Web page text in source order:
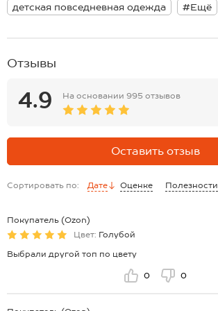
детская повседневная одежда
#Ещё
Отзывы
4.9 На основании 995 отзывов
Оставить отзыв
Сортировать по: Дате Оценке Полезности
Покупатель (Ozon)
Цвет: Голубой
Выбрали другой топ по цвету
0 0